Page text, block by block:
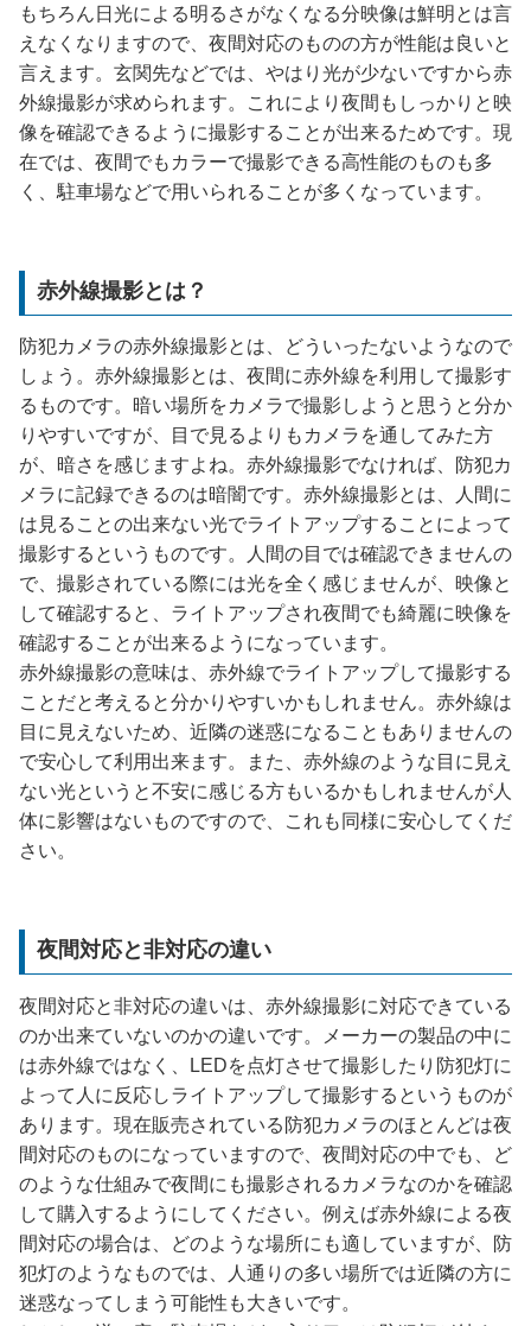
もちろん日光による明るさがなくなる分映像は鮮明とは言
えなくなりますので、夜間対応のものの方が性能は良いと
言えます。玄関先などでは、やはり光が少ないですから赤
外線撮影が求められます。これにより夜間もしっかりと映
像を確認できるように撮影することが出来るためです。現
在では、夜間でもカラーで撮影できる高性能のものも多
く、駐車場などで用いられることが多くなっています。
赤外線撮影とは？
防犯カメラの赤外線撮影とは、どういったないようなので
しょう。赤外線撮影とは、夜間に赤外線を利用して撮影す
るものです。暗い場所をカメラで撮影しようと思うと分か
りやすいですが、目で見るよりもカメラを通してみた方
が、暗さを感じますよね。赤外線撮影でなければ、防犯カ
メラに記録できるのは暗闇です。赤外線撮影とは、人間に
は見ることの出来ない光でライトアップすることによって
撮影するというものです。人間の目では確認できませんの
で、撮影されている際には光を全く感じませんが、映像と
して確認すると、ライトアップされ夜間でも綺麗に映像を
確認することが出来るようになっています。
赤外線撮影の意味は、赤外線でライトアップして撮影する
ことだと考えると分かりやすいかもしれません。赤外線は
目に見えないため、近隣の迷惑になることもありませんの
で安心して利用出来ます。また、赤外線のような目に見え
ない光というと不安に感じる方もいるかもしれませんが人
体に影響はないものですので、これも同様に安心してくだ
さい。
夜間対応と非対応の違い
夜間対応と非対応の違いは、赤外線撮影に対応できている
のか出来ていないのかの違いです。メーカーの製品の中に
は赤外線ではなく、LEDを点灯させて撮影したり防犯灯に
よって人に反応しライトアップして撮影するというものが
あります。現在販売されている防犯カメラのほとんどは夜
間対応のものになっていますので、夜間対応の中でも、ど
のような仕組みで夜間にも撮影されるカメラなのかを確認
して購入するようにしてください。例えば赤外線による夜
間対応の場合は、どのような場所にも適していますが、防
犯灯のようなものでは、人通りの多い場所では近隣の方に
迷惑なってしまう可能性も大きいです。